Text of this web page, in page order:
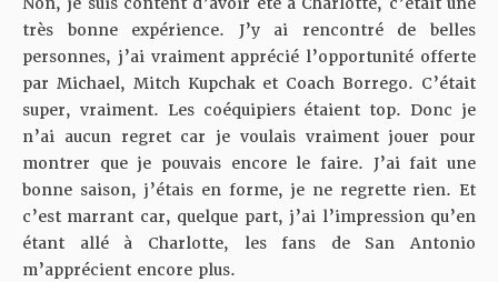
très bonne expérience. J’y ai rencontré de belles
personnes, j’ai vraiment apprécié l’opportunité offerte
par Michael, Mitch Kupchak et Coach Borrego. C’était
super, vraiment. Les coéquipiers étaient top. Donc je
n’ai aucun regret car je voulais vraiment jouer pour
montrer que je pouvais encore le faire. J’ai fait une
bonne saison, j’étais en forme, je ne regrette rien. Et
c’est marrant car, quelque part, j’ai l’impression qu’en
étant allé à Charlotte, les fans de San Antonio
m’apprécient encore plus.